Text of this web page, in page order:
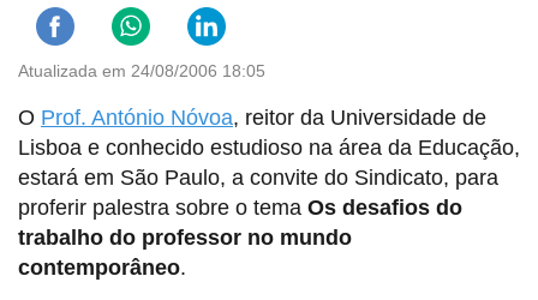
Atualizada em 24/08/2006 18:05
O Prof. António Nóvoa, reitor da Universidade de
Lisboa e conhecido estudioso na área da Educação,
estará em São Paulo, a convite do Sindicato, para
proferir palestra sobre o tema Os desafios do
trabalho do professor no mundo
contemporâneo.